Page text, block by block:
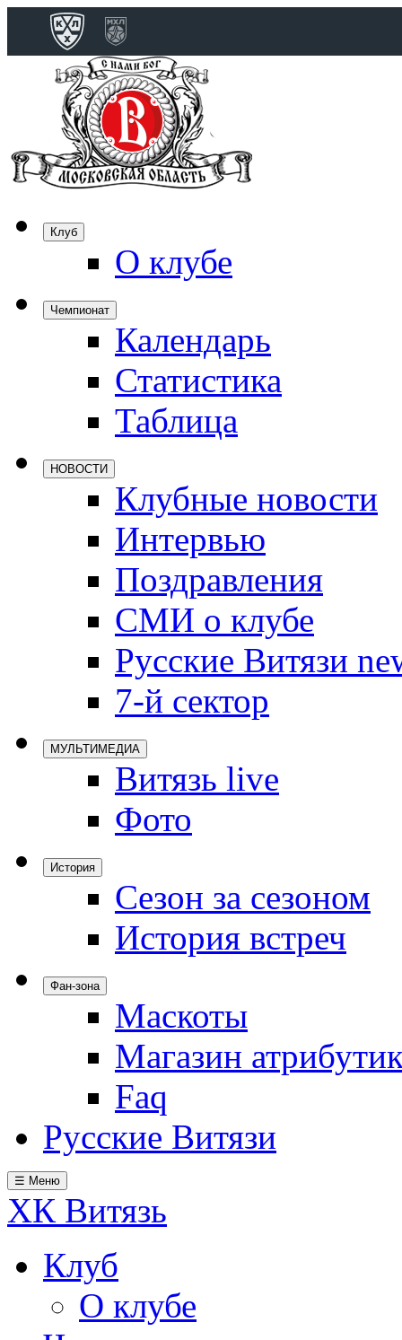
Клуб
О клубе
Чемпионат
Календарь
Статистика
Таблица
НОВОСТИ
Клубные новости
Интервью
Поздравления
СМИ о клубе
Русские Витязи
7-й сектор
МУЛЬТИМЕДИА
Витязь live
Фото
История
Сезон за сезоном
История встреч
Фан-зона
Маскоты
Магазин
Faq
Русские Витязи
☰ Меню
ХК Витязь
Клуб
О клубе